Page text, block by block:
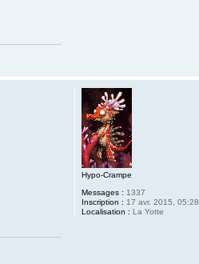
Hypo-Crampe
Messages : 1337
Inscription : 17 avr. 2015, 05:28
Localisation : La Yotte